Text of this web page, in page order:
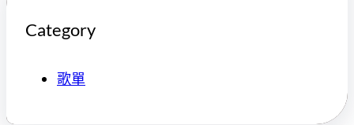
Category
歌單